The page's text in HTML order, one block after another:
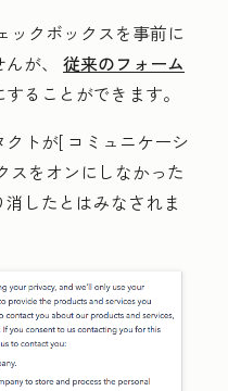
ックボックスを事前に
が、 従来のフォーム
ることができます。
クトが[ コミュニケーシ
スをオンにしなかった
したとはみなされま